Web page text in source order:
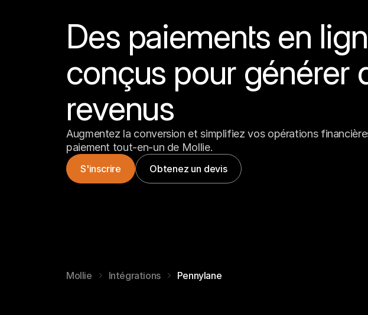
Des paiements en
conçus pour générer
revenus
Augmentez la conversion et simplifiez vos opérations
paiement tout-en-un de Mollie.
S'inscrire Obtenez un devis
Mollie Intégrations Pennylane